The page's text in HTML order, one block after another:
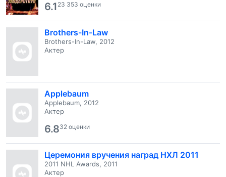
6.1 23 353 оценки
Brothers-In-Law
Brothers-In-Law, 2012
Актер
Applebaum
Applebaum, 2012
Актер
6.832 оценки
Церемония вручения наград НХЛ 2011
2011 NHL Awards, 2011
Актер